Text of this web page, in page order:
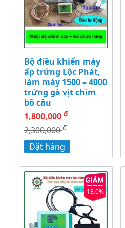
Bộ điều khiển máy
ấp trứng Lộc Phát,
làm máy 1500 – 4000
trứng gà vịt chim
bồ câu
1,800,000 đ
2,300,000đ
Đặt hàng
18.0%